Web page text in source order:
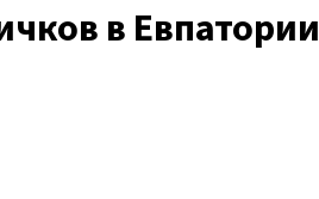
в Евпатории